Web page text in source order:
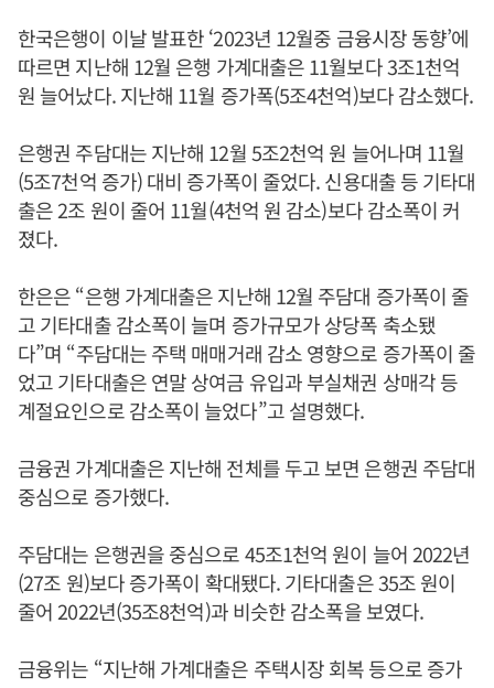
한국은행이 이날 발표한 ‘2023년 12월중 금융시장 동향’에
따르면 지난해 12월 은행 가계대출은 11월보다 3조1천억
원 늘어났다. 지난해 11월 증가폭(5조4천억)보다 감소했다.
은행권 주담대는 지난해 12월 5조2천억 원 늘어나며 11월
(5조7천억 증가) 대비 증가폭이 줄었다. 신용대출 등 기타대
출은 2조 원이 줄어 11월(4천억 원 감소)보다 감소폭이 커
졌다.
한은은 “은행 가계대출은 지난해 12월 주담대 증가폭이 줄
고 기타대출 감소폭이 늘며 증가규모가 상당폭 축소됐
다”며 “주담대는 주택 매매거래 감소 영향으로 증가폭이 줄
었고 기타대출은 연말 상여금 유입과 부실채권 상매각 등
계절요인으로 감소폭이 늘었다”고 설명했다.
금융권 가계대출은 지난해 전체를 두고 보면 은행권 주담대
중심으로 증가했다.
주담대는 은행권을 중심으로 45조1천억 원이 늘어 2022년
(27조 원)보다 증가폭이 확대됐다. 기타대출은 35조 원이
줄어 2022년(35조8천억)과 비슷한 감소폭을 보였다.
금융위는 “지난해 가계대출은 주택시장 회복 등으로 증가